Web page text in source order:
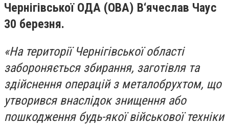
Чернігівської ОДА (ОВА) В‘ячеслав Чаус
30 березня.
«На території Чернігівської області
забороняється збирання, заготівля та
здійснення операцій з металобрухтом, що
утворився внаслідок знищення або
пошкодження будь-якої військової техніки